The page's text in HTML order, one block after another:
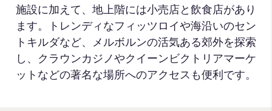
施設に加えて、地上階には小売店と飲食店があり
ます。トレンディなフィッツロイや海沿いのセン
トキルダなど、メルボルンの活気ある郊外を探索
し、クラウンカジノやクイーンビクトリアマーケ
ットなどの著名な場所へのアクセスも便利です。